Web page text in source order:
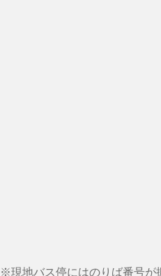
※現地バス停にはのりば番号が